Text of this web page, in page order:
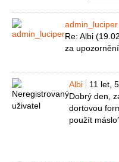
admin_luciper
Re: Albi
za
Albi 11 let,
Dobrý den,
dortovou
použít